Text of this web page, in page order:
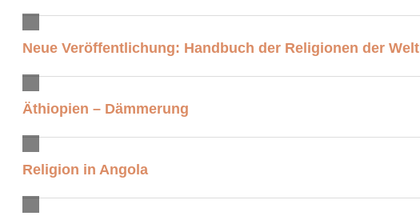
Neue Veröffentlichung: Handbuch der Religionen der Welt
Äthiopien – Dämmerung
Religion in Angola